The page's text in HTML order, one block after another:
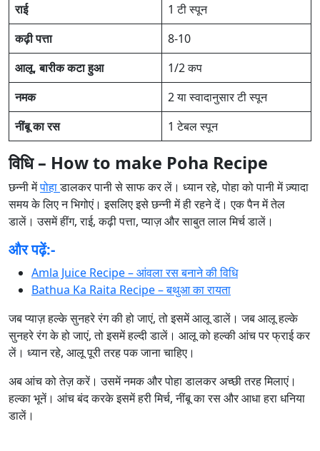
राई
1 टी स्पून
कढ़ी पत्ता
8-10
आलू, बारीक कटा हुआ
1/2 कप
नमक
2 या स्वादानुसार टी स्पून
नींबू का रस
1 टेबल स्पून
विधि – How to make Poha Recipe
छन्नी मेंपोहाडालकर पानी से साफ कर लें। ध्यान रहे, पोहा को पानी में ज़्यादा
समय के लिए न भिगोएं। इसलिए इसे छन्नी में ही रहने दें। एक पैन में तेल
डालें। उसमें हींग, राई, कढ़ी पत्ता, प्याज़ और साबुत लाल मिर्च डालें।
और पढ़ें:-
Amla Juice Recipe – आंवला रस बनाने की विधि
Bathua Ka Raita Recipe – बथुआ का रायता
जब प्याज़ हल्के सुनहरे रंग की हो जाएं, तो इसमें आलू डालें। जब आलू हल्के
सुनहरे रंग के हो जाएं, तो इसमें हल्दी डालें। आलू को हल्की आंच पर फ्राई कर
लें। ध्यान रहे, आलू पूरी तरह पक जाना चाहिए।
अब आंच को तेज़ करें। उसमें नमक और पोहा डालकर अच्छी तरह मिलाएं।
हल्का भूनें। आंच बंद करके इसमें हरी मिर्च, नींबू का रस और आधा हरा धनिया
डालें।